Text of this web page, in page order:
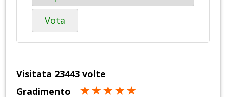
Vota
Visitata 23443 volte
Gradimento